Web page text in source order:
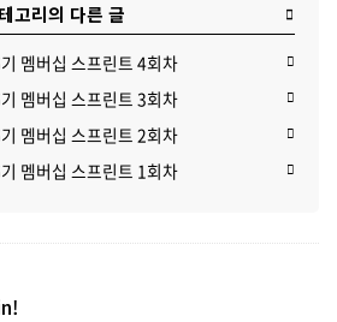
고리의 다른 글
멤버십 스프린트 4회차
멤버십 스프린트 3회차
멤버십 스프린트 2회차
멤버십 스프린트 1회차